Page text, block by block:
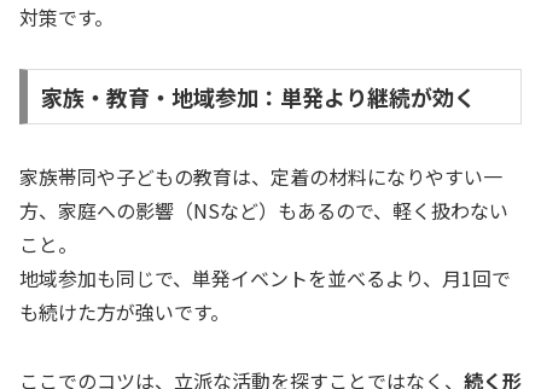
対策です。
家族・教育・地域参加：単発より継続が効く
家族帯同や子どもの教育は、定着の材料になりやすい一
方、家庭への影響（NSなど）もあるので、軽く扱わない
こと。
地域参加も同じで、単発イベントを並べるより、月1回で
も続けた方が強いです。
ここでのコツは、立派な活動を探すことではなく、 続く形